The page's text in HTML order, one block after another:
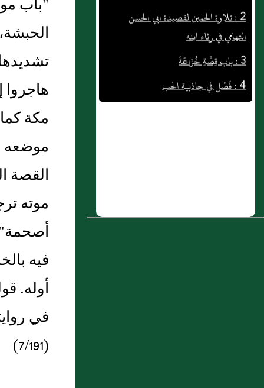
التهامي في رثاء ابنه
3 : باب قِصَّةِ خُزَاعَةَ
4 : فَصْل في جاذبية الحب
5 : بَاب الِاسْتِئْذَانُ مِنْ أَجْلِ الْبَصَرِ
9 : بَاب مَنْ وَصَلَ وَصَلَهُ اللَّهُ
مكة
موضعه
القصة
موته
أصحمة"
فيه
أوله.
في
(7/191)